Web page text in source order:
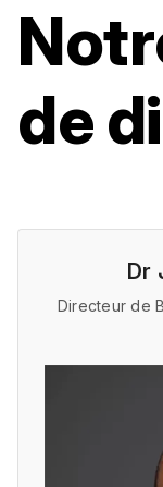
de
Dr
Directeur de